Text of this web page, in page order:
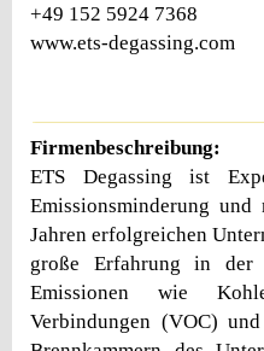
+49 152 5924 7368
www.ets-degassing.com
Firmenbeschreibung:
ETS Degassing ist
Emissionsminderung
Jahren erfolgreichen
große Erfahrung in der
Emissionen wie
Verbindungen (VOC)